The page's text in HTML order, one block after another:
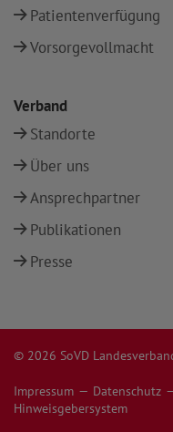
Patientenverfügung
Vorsorgevollmacht
Verband
Standorte
Über uns
Ansprechpartner
Publikationen
Presse
© 2026 SoVD
Impressum Datenschutz
Hinweisgebersystem